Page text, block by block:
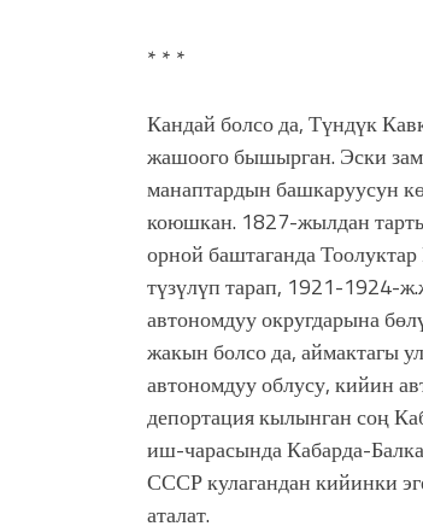
* * *
Кандай болсо да, Түндүк
жашоого бышырган. Эски
манаптардын башкаруусун
коюшкан. 1827-жылдан
орной баштаганда
түзүлүп тарап, 1921-1924-
автономдуу округдарына
жакын болсо да, аймактагы
автономдуу облусу, кийин
депортация кылынган соң
иш-чарасында Кабарда-
СССР кулагандан кийинки
аталат.